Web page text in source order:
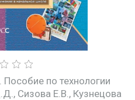
по технологии
Сизова Е.В., Кузнецова